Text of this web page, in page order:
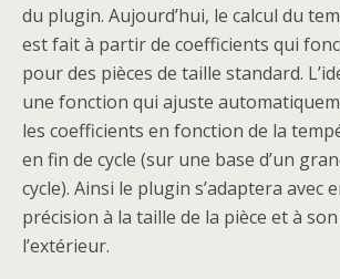
du plugin. Aujourd’hui, le calcul du
est fait à partir de coefficients qui
pour des pièces de taille standard.
une fonction qui ajuste
les coefficients en fonction de la
en fin de cycle (sur une base d’un
cycle). Ainsi le plugin s’adaptera avec
précision à la taille de la pièce et à
l’extérieur.